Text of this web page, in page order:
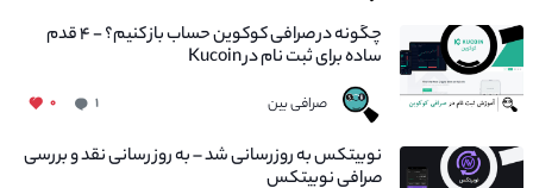
چگونه در صرافی کوکوین حساب باز کنیم؟ - ۴ قدم
ساده برای ثبت نام در Kucoin
صرافی بین ۱ ۰
نوبیتکس به روزرسانی شد – به روز رسانی نقد و بررسی
صرافی نوبیتکس